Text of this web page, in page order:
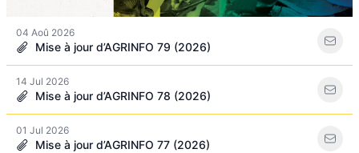
04 Aoû 2026
Mise à jour d’AGRINFO 79 (2026)
14 Jul 2026
Mise à jour d’AGRINFO 78 (2026)
01 Jul 2026
Mise à jour d’AGRINFO 77 (2026)